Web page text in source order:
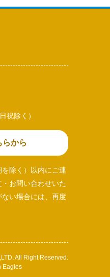
祝除く）
らから
除く）以内にご連
お問い合わせいた
い場合には、再度
All Right Reserved.
Eagles